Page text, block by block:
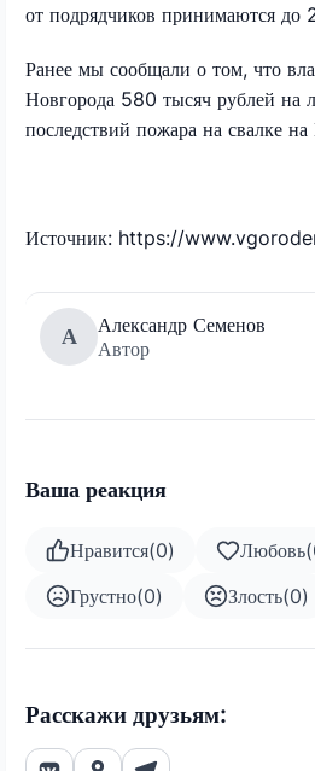
от подрядчиков принимаются до
Ранее мы сообщали о том, что
Новгорода 580 тысяч рублей на
последствий пожара на свалке
Источник: https://
А
Александр Семенов
Автор
Ваша реакция
Нравится(0) Любовь(
Грустно(0) Злость(0)
Расскажи друзьям: